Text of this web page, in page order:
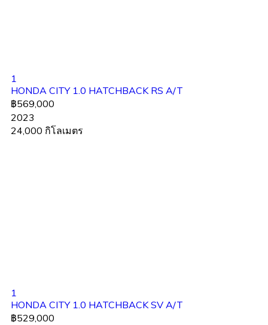
1
HONDA CITY 1.0 HATCHBACK RS A/T
฿569,000
2023
24,000 กิโลเมตร
1
HONDA CITY 1.0 HATCHBACK SV A/T
฿529,000